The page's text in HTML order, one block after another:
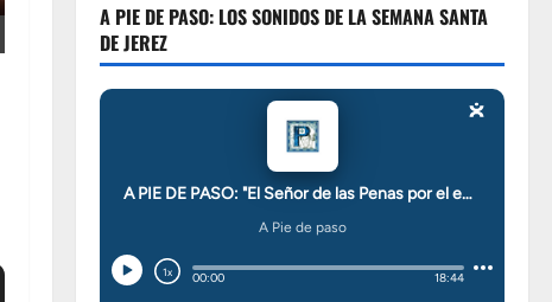
A PIE DE PASO: LOS SONIDOS DE LA SEMANA SANTA
DE JEREZ